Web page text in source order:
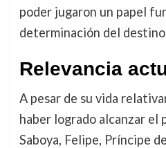
poder jugaron un papel
determinación del
Relevancia
A pesar de su vida
haber logrado alcanzar el
Saboya, Felipe, Príncipe